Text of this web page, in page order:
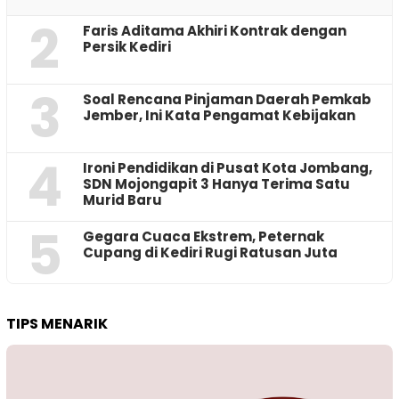
2
Faris Aditama Akhiri Kontrak dengan
Persik Kediri
3
‎Soal Rencana Pinjaman Daerah Pemkab
Jember, Ini Kata Pengamat Kebijakan ‎
4
Ironi Pendidikan di Pusat Kota Jombang,
SDN Mojongapit 3 Hanya Terima Satu
Murid Baru
5
‎Gegara Cuaca Ekstrem, Peternak
Cupang di Kediri Rugi Ratusan Juta
TIPS MENARIK